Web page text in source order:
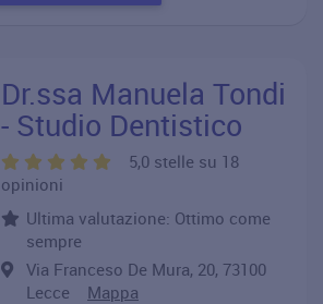
Dr.ssa Manuela Tondi
- Studio Dentistico
5,0 stelle su 18
opinioni
Ultima valutazione: Ottimo come
sempre
Via Franceso De Mura, 20, 73100
Lecce Mappa